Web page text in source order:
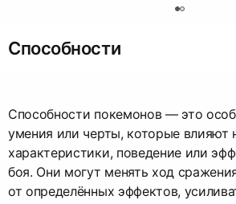
Способности
Способности покемонов — это
умения или черты, которые влияют
характеристики, поведение или
боя. Они могут менять ход
от определённых эффектов,